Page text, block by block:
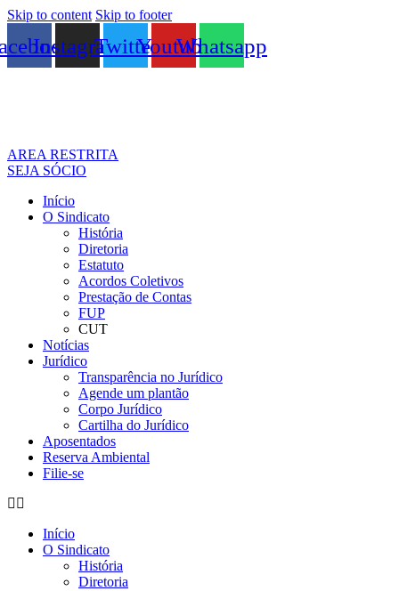
Skip to content Skip to footer
InstagramTwitterYoutubeWhatsapp
AREA RESTRITA
SEJA SÓCIO
Início
O Sindicato
História
Diretoria
Estatuto
Acordos Coletivos
Prestação de Contas
FUP
CUT
Notícias
Jurídico
Transparência no Jurídico
Agende um plantão
Corpo Jurídico
Cartilha do Jurídico
Aposentados
Reserva Ambiental
Filie-se
Início
O Sindicato
História
Diretoria